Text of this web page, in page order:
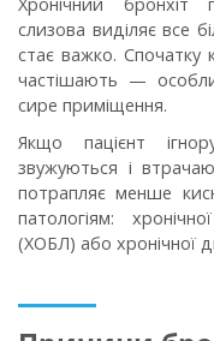
слизова виділяє все
стає важко. Спочатку
частішають —
сире приміщення.
Якщо пацієнт
звужуються і
потрапляє менше
патологіям:
(ХОБЛ) або хронічної